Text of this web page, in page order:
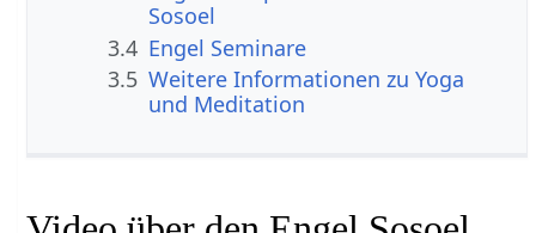
Sosoel
3.4 Engel Seminare
3.5 Weitere Informationen zu Yoga
und Meditation